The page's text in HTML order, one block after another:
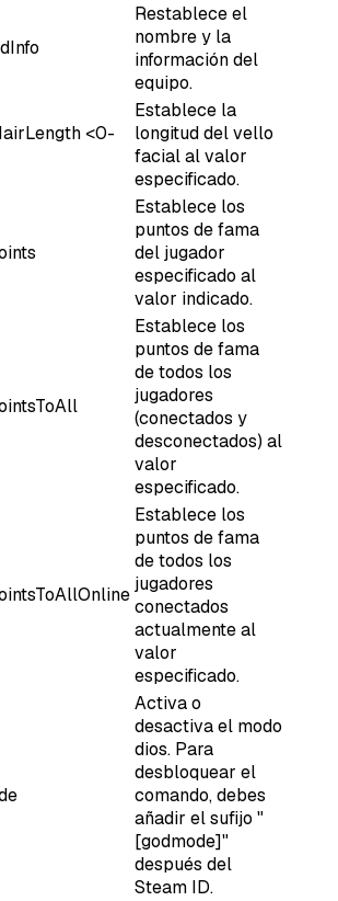
Restablece el
nombre y la
información del
equipo.
<0-
Establece la
longitud del vello
facial al valor
especificado.
Establece los
puntos de fama
del jugador
especificado al
valor indicado.
Establece los
puntos de fama
de todos los
jugadores
(conectados y
desconectados) al
valor
especificado.
Establece los
puntos de fama
de todos los
jugadores
conectados
actualmente al
valor
especificado.
Activa o
desactiva el modo
dios. Para
desbloquear el
comando, debes
añadir el sufijo "
[godmode]"
después del
Steam ID.